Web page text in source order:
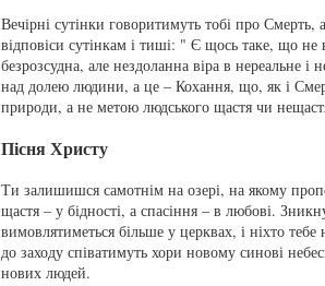
Вечірні сутінки говоритимуть тобі про
відповіси сутінкам і тиші: " Є щось таке, що не
безрозсудна, але нездоланна віра в нереальне
над долею людини, а це – Кохання, що, як і
природи, а не метою людського щастя чи
Пісня Христу
Ти залишишся самотнім на озері, на якому
щастя – у бідності, а спасіння – в любові.
вимовлятиметься більше у церквах, і ніхто
до заходу співатимуть хори новому синові
нових людей.